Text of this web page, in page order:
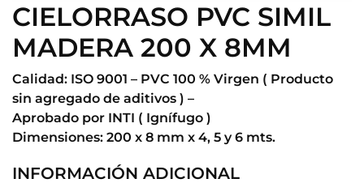
CIELORRASO PVC SIMIL
MADERA 200 X 8MM
Calidad: ISO 9001 – PVC 100 % Virgen ( Producto
sin agregado de aditivos ) –
Aprobado por INTI ( Ignífugo )
Dimensiones: 200 x 8 mm x 4, 5 y 6 mts.
INFORMACIÓN ADICIONAL